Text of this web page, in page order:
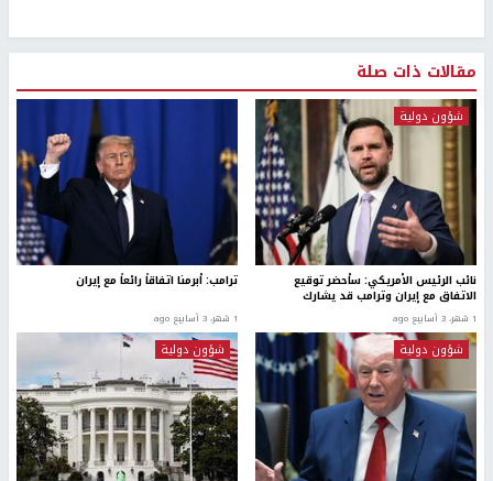
مقالات ذات صلة
شؤون دولية
نائب الرئيس الأمريكي: سأحضر توقيع
الاتفاق مع إيران وترامب قد يشارك
1 شهر، 3 أسابيع ago
ترامب: أبرمنا اتفاقاً رائعاً مع إيران
1 شهر، 3 أسابيع ago
شؤون دولية شؤون دولية